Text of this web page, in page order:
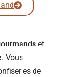
et
. Vous
de